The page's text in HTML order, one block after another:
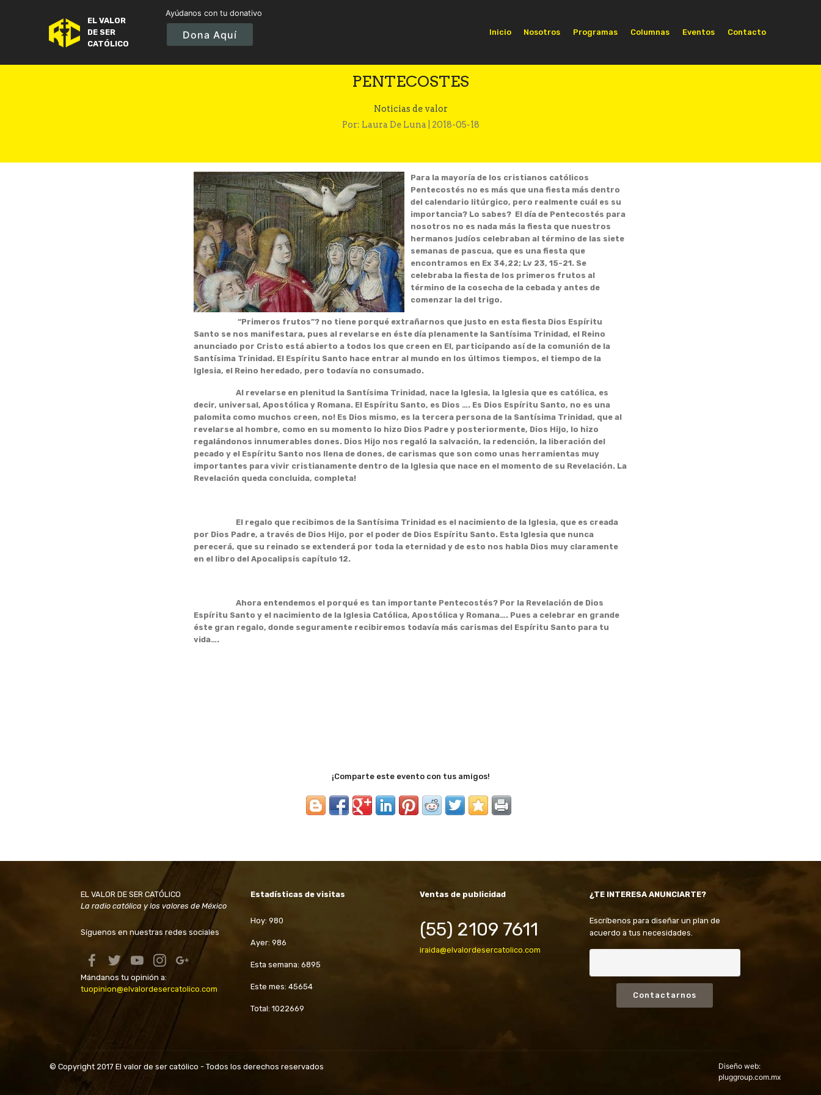
EL VALOR
DE SER
CATÓLICO
Ayúdanos con tu donativo
Dona Aquí Inicio Nosotros Programas Columnas Eventos Contacto
PENTECOSTES
Noticias de valor
Por: Laura De Luna | 2018-05-18
Para la mayoría de los cristianos católicos
Pentecostés no es más que una fiesta más dentro
del calendario litúrgico, pero realmente cuál es su
importancia? Lo sabes? El día de Pentecostés para
nosotros no es nada más la fiesta que nuestros
hermanos judíos celebraban al término de las siete
semanas de pascua, que es una fiesta que
encontramos en Ex 34,22; Lv 23, 15-21. Se
celebraba la fiesta de los primeros frutos al
término de la cosecha de la cebada y antes de
comenzar la del trigo.
“Primeros frutos”? no tiene porqué extrañarnos que justo en esta fiesta Dios Espíritu
Santo se nos manifestara, pues al revelarse en éste día plenamente la Santísima Trinidad, el Reino
anunciado por Cristo está abierto a todos los que creen en El, participando así de la comunión de la
Santísima Trinidad. El Espíritu Santo hace entrar al mundo en los últimos tiempos, el tiempo de la
Iglesia, el Reino heredado, pero todavía no consumado.
Al revelarse en plenitud la Santísima Trinidad, nace la Iglesia, la Iglesia que es católica, es
decir, universal, Apostólica y Romana. El Espíritu Santo, es Dios …. Es Dios Espíritu Santo, no es una
palomita como muchos creen, no! Es Dios mismo, es la tercera persona de la Santísima Trinidad, que al
revelarse al hombre, como en su momento lo hizo Dios Padre y posteriormente, Dios Hijo, lo hizo
regalándonos innumerables dones. Dios Hijo nos regaló la salvación, la redención, la liberación del
pecado y el Espíritu Santo nos llena de dones, de carismas que son como unas herramientas muy
importantes para vivir cristianamente dentro de la Iglesia que nace en el momento de su Revelación. La
Revelación queda concluida, completa!
El regalo que recibimos de la Santísima Trinidad es el nacimiento de la Iglesia, que es creada
por Dios Padre, a través de Dios Hijo, por el poder de Dios Espíritu Santo. Esta Iglesia que nunca
perecerá, que su reinado se extenderá por toda la eternidad y de esto nos habla Dios muy claramente
en el libro del Apocalipsis capítulo 12.
Ahora entendemos el porqué es tan importante Pentecostés? Por la Revelación de Dios
Espíritu Santo y el nacimiento de la Iglesia Católica, Apostólica y Romana…. Pues a celebrar en grande
éste gran regalo, donde seguramente recibiremos todavía más carismas del Espíritu Santo para tu
vida….
¡Comparte este evento con tus amigos!
EL VALOR DE SER CATÓLICO
La radio católica y los valores de México
Síguenos en nuestras redes sociales
Mándanos tu opinión a:
tuopinion@elvalordesercatolico.com
Estadísticas de visitas
Hoy: 980
Ayer: 986
Esta semana: 6895
Este mes: 45654
Total: 1022669
Ventas de publicidad
(55) 2109 7611
iraida@elvalordesercatolico.com
¿TE INTERESA ANUNCIARTE?
Escríbenos para diseñar un plan de
acuerdo a tus necesidades.
Contactarnos
© Copyright 2017 El valor de ser católico - Todos los derechos reservados
Diseño web:
pluggroup.com.mx